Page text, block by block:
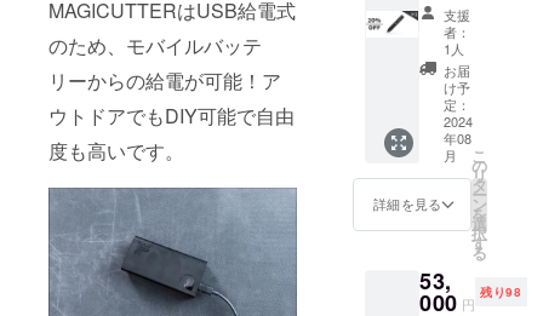
MAGICUTTERはUSB給電式
のため、モバイルバッテ
リーからの給電が可能！ア
ウトドアでもDIY可能で自由
度も高いです。
をご提供し
続けること
が弊社の目
標となって
おります。
製品及び配
送に関する
お問い合わ
support@gat
チ×1 ・
Type-C
to Type-
C給電
ケーブ
ル×1 ・
日本語
取扱説
明書×1
（税
込） ※
送料無
料（日
本国内
限定）
内容
物： ・
超音波
カッ
ター×1
・替刃
×40 ・
用ク
リップ
支援
者：
1人
お届
け予
定：
2024
年08
月
詳細を見る
こ
の
リ
タ
ー
ン
を
選
択
す
る
53,
000 円
残り98